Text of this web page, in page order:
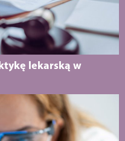
lekarską w